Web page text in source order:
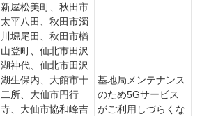
新屋松美町、秋田市
太平八田、秋田市濁
川堀尾田、秋田市楢
山登町、仙北市田沢
湖神代、仙北市田沢
湖生保内、大館市十
二所、大仙市円行
寺、大仙市協和峰吉
基地局メンテナンス
のため5Gサービス
がご利用しづらくな